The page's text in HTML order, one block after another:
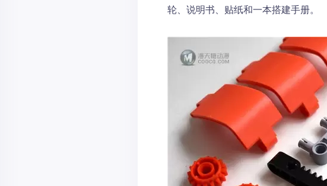
轮、说明书、贴纸和一本搭建手册。